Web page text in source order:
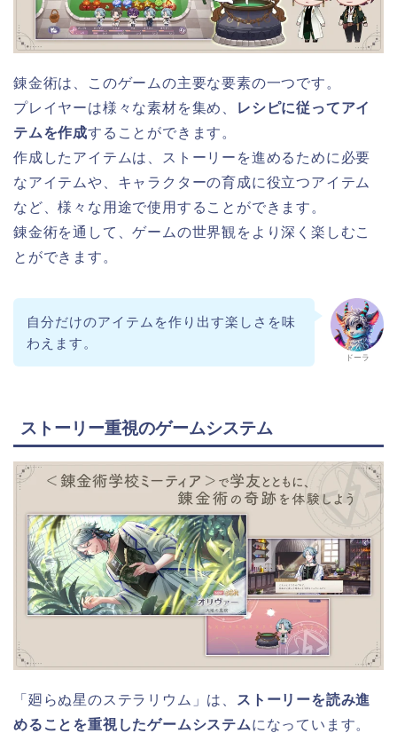
錬金術は、このゲームの主要な要素の一つです。
プレイヤーは様々な素材を集め、
レシピに従ってアイ
テムを作成することができます。
作成したアイテムは、ストーリーを進めるために必要
なアイテムや、キャラクターの育成に役立つアイテム
など、様々な用途で使用することができます。
錬金術を通して、ゲームの世界観をより深く楽しむこ
とができます。
ドーラ
自分だけのアイテムを作り出す楽しさを味
わえます。
ストーリー重視のゲームシステム
「廻らぬ星のステラリウム」は、
ストーリーを読み進
めることを重視したゲームシステムになっています。